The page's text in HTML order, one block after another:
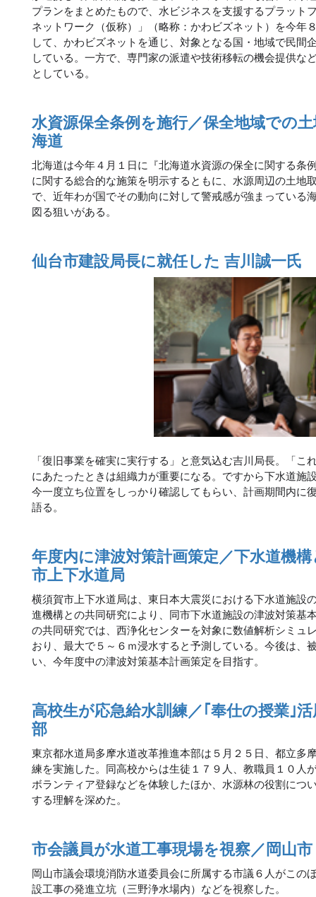
プランをまとめたもので、水ビジネスを支援するプラット
ネットワーク（仮称）」（略称：かわビズネット）を今年
して、かわビズネットを通じ、対象となる国・地域で民間
している。一方で、専門家の派遣や技術移転の機会提供な
としている。
水資源保全条例を施行／保全地域での
海道
北海道は今年４月１日に『北海道水資源の保全に関する条
に関する総合的な施策を明示するともに、水源周辺の土地
で、近年わが国でその動向に対して警戒感が強まっている
図る狙いがある。
仙台市建設局長に就任した 吉川誠一氏
「復旧事業を確実に実行する」と意気込む吉川局長。「
にあたったときは組織力が重要になる。ですから下水道施
今一度立ち位置をしっかり確認してもらい、計画期間内に
語る。
年度内に津波対策計画策定／下水道機
市上下水道局
横須賀市上下水道局は、東日本大震災における下水道施設
進機構との共同研究により、同市下水道施設の津波対策基
の共同研究では、西浄化センターを対象に数値解析シミュ
おり、最大で５～６ｍ浸水すると予測している。今後は、
い、今年度中の津波対策基本計画策定を目指す。
高校生が応急給水訓練／｢奉仕の授業｣
部
東京都水道局多摩水道改革推進本部は５月２５日、都立多
練を実施した。同高校からは生徒１７９人、教職員１０人
ボランティア登録などを体験したほか、水源林の役割につ
する理解を深めた。
市会議員が水道工事現場を視察／岡山市
岡山市議会環境消防水道委員会に所属する市議６人がこの
設工事の発進立坑（三野浄水場内）などを視察した。